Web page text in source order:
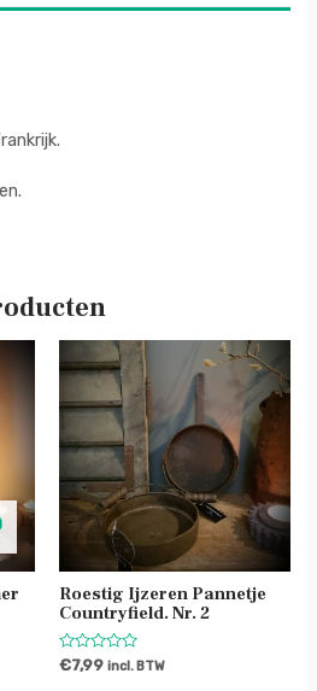
Roestig Ijzeren Pannetje
Countryfield. Nr. 2
Waardering
€7,99 incl. BTW